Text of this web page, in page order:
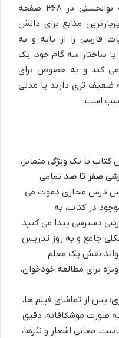
قربانی، علی مرتضوی و نعمت الله بوالحسنی در ۳۶۸ صفحه
منابع برای دانش
فارسی را از پایه و به
ساختار سه گام خود، یک
می کند و به خصوص برای
ضعیف تری دارند یا مدتی
است.
کتاب با یک ویژگی متمایز،
تمامی
درس مجازی دعوت می
در کتاب، به
دسترسی پیدا می کنید
جامع و به روز تدریس
نقش یک معلم
برای مطالعه خودخوان،
پس از تماشای فیلم ها،
صورت موشکافانه، دقیق
معانی اشعار و نثرها،